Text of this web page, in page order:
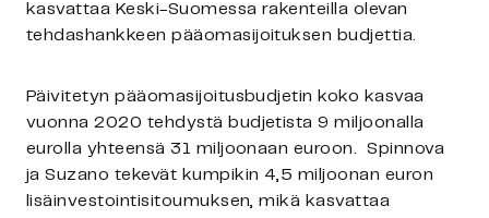
kasvattaa Keski-Suomessa rakenteilla olevan
tehdashankkeen pääomasijoituksen budjettia.
Päivitetyn pääomasijoitusbudjetin koko kasvaa
vuonna 2020 tehdystä budjetista 9 miljoonalla
eurolla yhteensä 31 miljoonaan euroon.
Spinnova
ja Suzano tekevät kumpikin 4,5 miljoonan euron
lisäinvestointisitoumuksen, mikä kasvattaa